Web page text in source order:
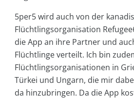
5per5 wird auch von der
Flüchtlingsorganisation
die App an ihre Partner und
Flüchtlinge verteilt. Ich bin
Flüchtlingsorganisationen in
Türkei und Ungarn, die mir
da hinzubringen. Da die App